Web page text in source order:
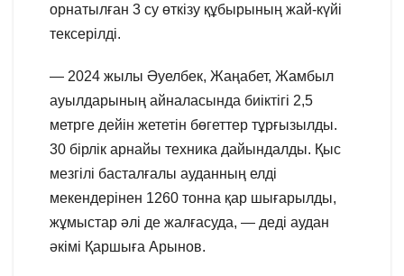
орнатылған 3 су өткізу құбырының жай-күйі
тексерілді.
— 2024 жылы Әуелбек, Жаңабет, Жамбыл
ауылдарының айналасында биіктігі 2,5
метрге дейін жететін бөгеттер тұрғызылды.
30 бірлік арнайы техника дайындалды. Қыс
мезгілі басталғалы ауданның елді
мекендерінен 1260 тонна қар шығарылды,
жұмыстар әлі де жалғасуда, — деді аудан
әкімі Қаршыға Арынов.